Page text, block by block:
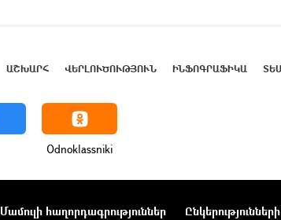
ԱՇԽԱՐՀ ՎԵՐԼՈՒԾՈՒԹՅՈՒՆ ԻՆՖՈԳՐԱՖԻԿԱ
Odnoklassniki
Մամուլի հաղորդագրություններ